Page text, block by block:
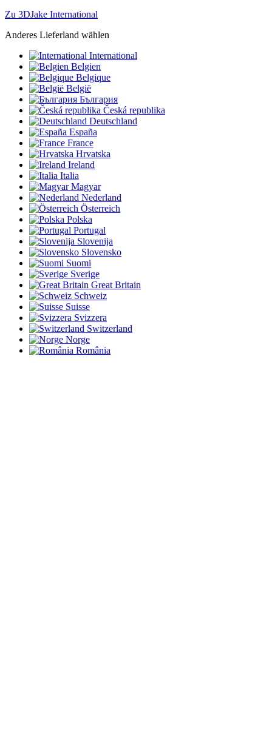
Zu 3DJake International
Anderes Lieferland wählen
International
Belgien
Belgique
België
България
Česká republika
Deutschland
España
France
Hrvatska
Ireland
Italia
Magyar
Nederland
Österreich
Polska
Portugal
Slovenija
Slovensko
Suomi
Sverige
Great Britain
Schweiz
Suisse
Svizzera
Switzerland
Norge
România